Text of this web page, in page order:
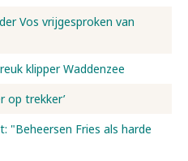
Vos vrijgesproken van
klipper Waddenzee
op trekker’
"Beheersen Fries als harde